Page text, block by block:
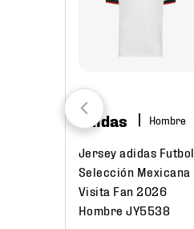
adidas Hombre
Jersey adidas Futbol
Selección Mexicana
Visita Fan 2026
Hombre JY5538